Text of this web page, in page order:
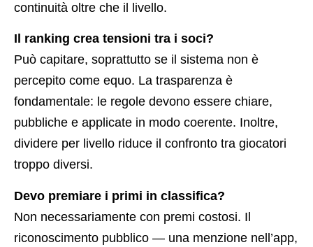
continuità oltre che il livello.
Il ranking crea tensioni tra i soci?
Può capitare, soprattutto se il sistema non è
percepito come equo. La trasparenza è
fondamentale: le regole devono essere chiare,
pubbliche e applicate in modo coerente. Inoltre,
dividere per livello riduce il confronto tra giocatori
troppo diversi.
Devo premiare i primi in classifica?
Non necessariamente con premi costosi. Il
riconoscimento pubblico — una menzione nell’app,